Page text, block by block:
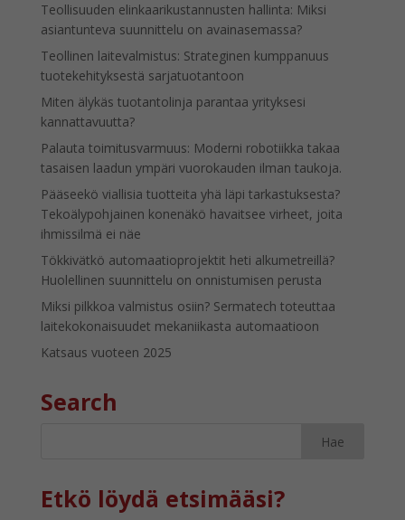
Teollisuuden elinkaarikustannusten hallinta: Miksi
asiantunteva suunnittelu on avainasemassa?
Teollinen laitevalmistus: Strateginen kumppanuus
tuotekehityksestä sarjatuotantoon
Miten älykäs tuotantolinja parantaa yrityksesi
kannattavuutta?
Palauta toimitusvarmuus: Moderni robotiikka takaa
tasaisen laadun ympäri vuorokauden ilman taukoja.
Pääseekö viallisia tuotteita yhä läpi tarkastuksesta?
Tekoälypohjainen konenäkö havaitsee virheet, joita
ihmissilmä ei näe
Tökkivätkö automaatioprojektit heti alkumetreillä?
Huolellinen suunnittelu on onnistumisen perusta
Miksi pilkkoa valmistus osiin? Sermatech toteuttaa
laitekokonaisuudet mekaniikasta automaatioon
Katsaus vuoteen 2025
Search
Etkö löydä etsimääsi?